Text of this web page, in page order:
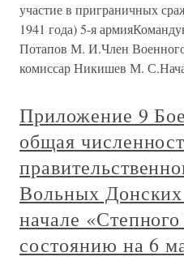
участие в приграничных
1941 года) 5-я
Потапов М. И.Член
комиссар Никишев М.
Приложение 9
общая
Вольных Донских
начале
состоянию на 6